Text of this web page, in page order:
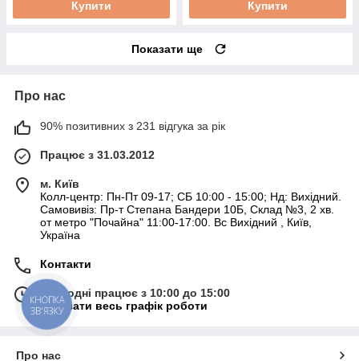
Купити Купити
Показати ще
Про нас
90% позитивних з 231 відгука за рік
Працює з 31.03.2012
м. Київ
Колл-центр: Пн-Пт 09-17; СБ 10:00 - 15:00; Нд: Вихідний.
Самовивіз: Пр-т Степана Бандери 10Б, Склад №3, 2 хв.
от метро "Почайна" 11:00-17:00. Вс Вихідний , Київ,
Україна
Контакти
Сьогодні працює з 10:00 до 15:00
Показати весь графік роботи
Про нас
КНОПКА
ЗВ'ЯЗКУ